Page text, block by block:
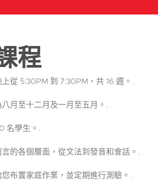
程
從 5:30PM 到 7:30PM，共 16 週。.
八月至十二月及一月至五月。.
名學生。.
的各個層面，從文法到發音和會話。.
布置家庭作業，並定期進行測驗。.